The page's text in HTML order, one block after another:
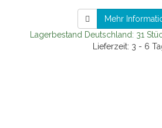
Mehr
Lagerbestand Deutschland: 31
Lieferzeit: 3 - 6